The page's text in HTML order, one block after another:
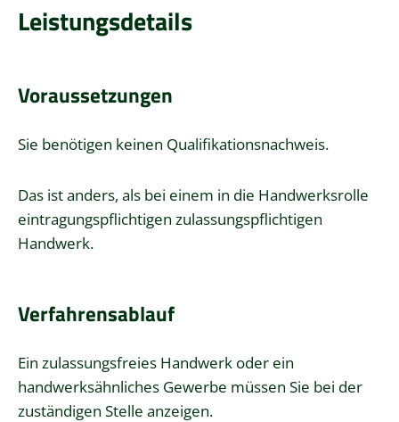
Leistungsdetails
Voraussetzungen
Sie benötigen keinen Qualifikationsnachweis.
Das ist anders, als bei einem in die Handwerksrolle
eintragungspflichtigen zulassungspflichtigen
Handwerk.
Verfahrensablauf
Ein zulassungsfreies Handwerk oder ein
handwerksähnliches Gewerbe müssen Sie bei der
zuständigen Stelle anzeigen.